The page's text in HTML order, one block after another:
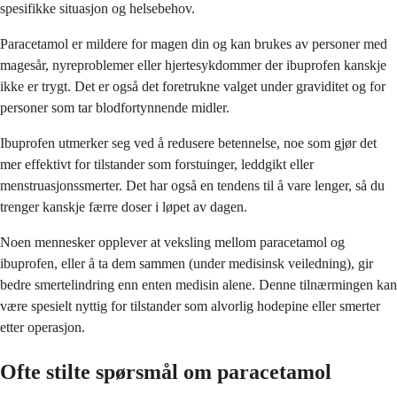
spesifikke situasjon og helsebehov.
Paracetamol er mildere for magen din og kan brukes av personer med
magesår, nyreproblemer eller hjertesykdommer der ibuprofen kanskje
ikke er trygt. Det er også det foretrukne valget under graviditet og for
personer som tar blodfortynnende midler.
Ibuprofen utmerker seg ved å redusere betennelse, noe som gjør det
mer effektivt for tilstander som forstuinger, leddgikt eller
menstruasjonssmerter. Det har også en tendens til å vare lenger, så du
trenger kanskje færre doser i løpet av dagen.
Noen mennesker opplever at veksling mellom paracetamol og
ibuprofen, eller å ta dem sammen (under medisinsk veiledning), gir
bedre smertelindring enn enten medisin alene. Denne tilnærmingen kan
være spesielt nyttig for tilstander som alvorlig hodepine eller smerter
etter operasjon.
Ofte stilte spørsmål om paracetamol